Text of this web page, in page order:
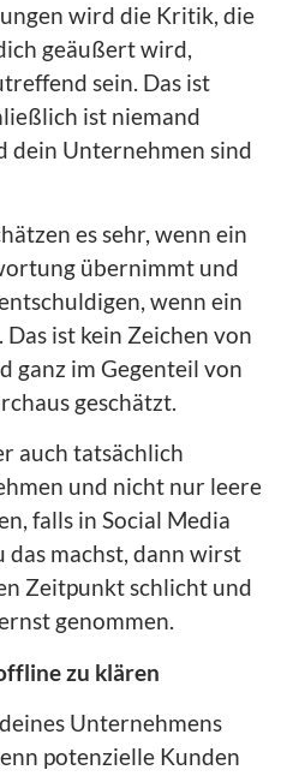
wird die Kritik, die
geäußert wird,
sein. Das ist
ist niemand
dein Unternehmen sind
es sehr, wenn ein
übernimmt und
wenn ein
ist kein Zeichen von
ganz im Gegenteil von
geschätzt.
auch tatsächlich
und nicht nur leere
falls in Social Media
machst, dann wirst
Zeitpunkt schlicht und
genommen.
zu klären
Unternehmens
potenzielle Kunden